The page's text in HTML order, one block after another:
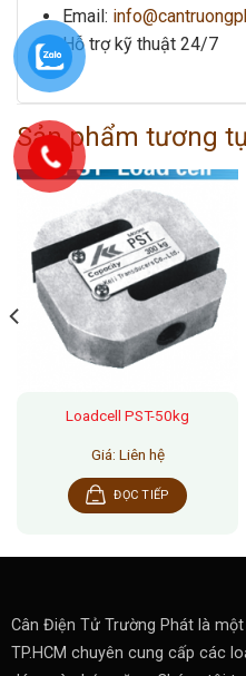
Email:
Hỗ trợ kỹ thuật 24/7
Sản phẩm tương
Loadcell PST-50kg
Giá: Liên hệ
ĐỌC TIẾP
Cân Điện Tử Trường Phát là
TP.HCM chuyên cung cấp các